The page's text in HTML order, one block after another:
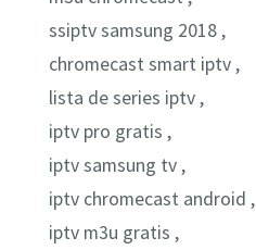
ssiptv samsung 2018 ,
chromecast smart iptv ,
lista de series iptv ,
iptv pro gratis ,
iptv samsung tv ,
iptv chromecast android ,
iptv m3u gratis ,